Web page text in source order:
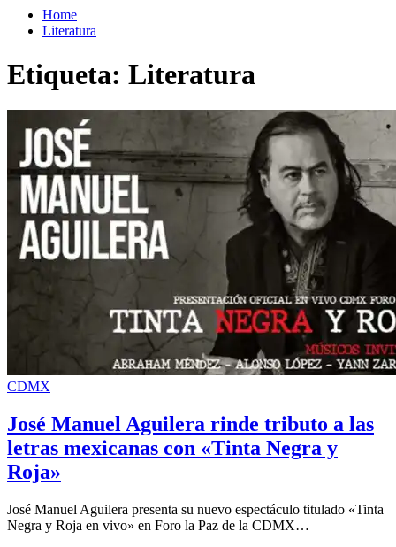
Home
Literatura
Etiqueta: Literatura
CDMX
José Manuel Aguilera rinde tributo a las
letras mexicanas con «Tinta Negra y
Roja»
José Manuel Aguilera presenta su nuevo espectáculo titulado «Tinta
Negra y Roja en vivo» en Foro la Paz de la CDMX…